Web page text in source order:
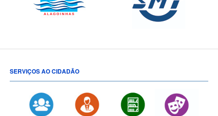
SERVIÇOS AO CIDADÃO